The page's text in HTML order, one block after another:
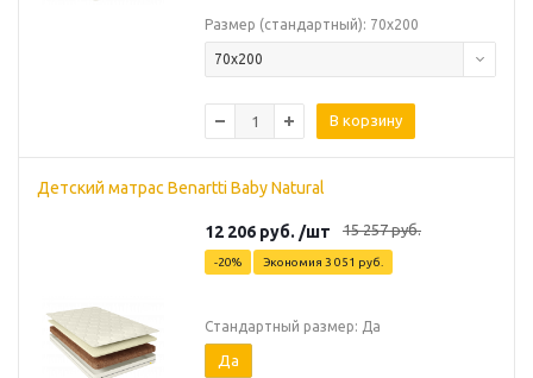
Размер (стандартный): 70х200
70х200
В корзину
Детский матрас Benartti Baby Natural
12 206 руб. /шт 15 257руб.
-20% Экономия 3 051 руб.
Стандартный размер: Да
Да